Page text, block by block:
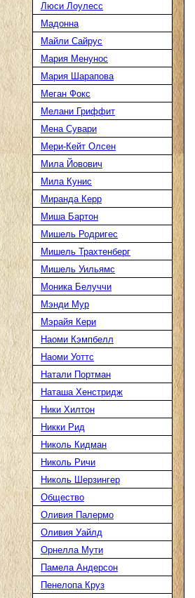
Люси Лоулесс
Мадонна
Майли Сайрус
Мария Менунос
Мария Шарапова
Меган Фокс
Мелани Гриффит
Мена Сувари
Мери-Кейт Олсен
Мила Йовович
Мила Кунис
Миранда Керр
Миша Бартон
Мишель Родригес
Мишель Трахтенберг
Мишель Уильямс
Моника Белуччи
Мэнди Мур
Мэрайя Кери
Наоми Кэмпбелл
Наоми Уоттс
Натали Портман
Наташа Хенстридж
Ники Хилтон
Никки Рид
Николь Кидман
Николь Ричи
Николь Шерзингер
Общество
Оливия Палермо
Оливия Уайлд
Орнелла Мути
Памела Андерсон
Пенелопа Круз